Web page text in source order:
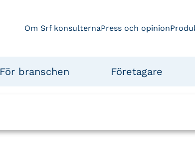
Om Srf konsulternaPress och opinion
För branschen Företagare